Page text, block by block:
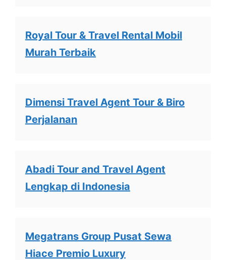
Royal Tour & Travel Rental Mobil
Murah Terbaik
Dimensi Travel Agent Tour & Biro
Perjalanan
Abadi Tour and Travel Agent
Lengkap di Indonesia
Megatrans Group Pusat Sewa
Hiace Premio Luxury